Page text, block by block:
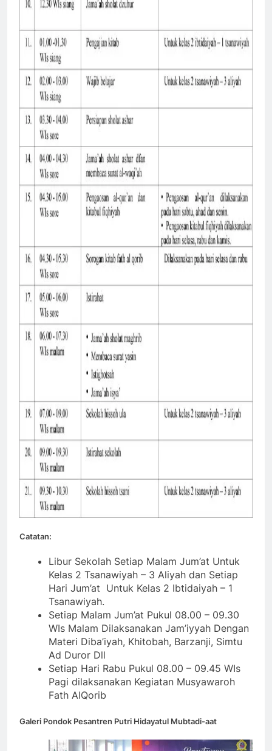
Catatan:
Libur Sekolah Setiap Malam Jum’at Untuk
Kelas 2 Tsanawiyah – 3 Aliyah dan Setiap
Hari Jum’at Untuk Kelas 2 Ibtidaiyah – 1
Tsanawiyah.
Setiap Malam Jum’at Pukul 08.00 – 09.30
WIs Malam Dilaksanakan Jam’iyyah Dengan
Materi Diba’iyah, Khitobah, Barzanji, Simtu
Ad Duror Dll
Setiap Hari Rabu Pukul 08.00 – 09.45 WIs
Pagi dilaksanakan Kegiatan Musyawaroh
Fath AlQorib
Galeri Pondok Pesantren Putri Hidayatul Mubtadi-aat